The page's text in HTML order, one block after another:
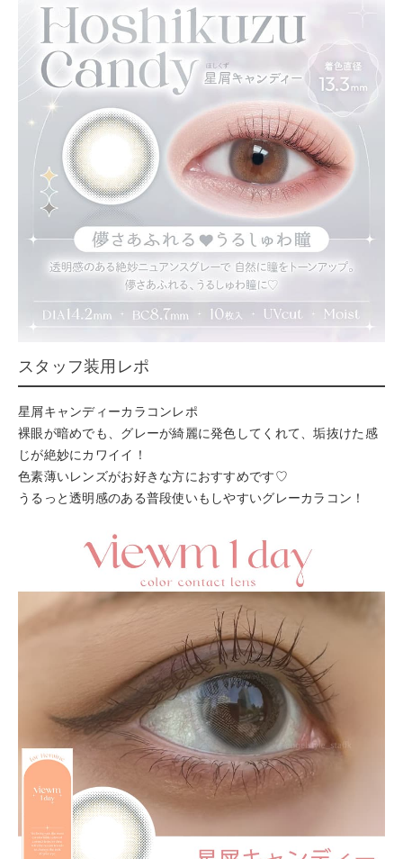
スタッフ装用レポ
星屑キャンディーカラコンレポ
裸眼が暗めでも、グレーが綺麗に発色してくれて、垢抜けた感
じが絶妙にカワイイ！
色素薄いレンズがお好きな方におすすめです♡
うるっと透明感のある普段使いもしやすいグレーカラコン！